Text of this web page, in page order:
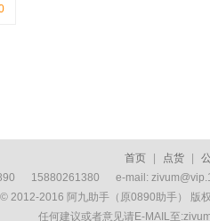
首页 点货
15880261380 e-mail:
© 2012-2016 阿九助手（原0890助手） 版
任何建议或者意见请E-MAIL至